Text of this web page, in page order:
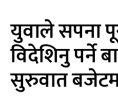
युवाले सपना
विदेशिनु पर्ने
सुरुवात